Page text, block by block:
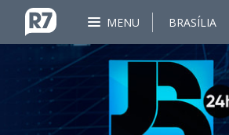
MENU BRASÍLIA